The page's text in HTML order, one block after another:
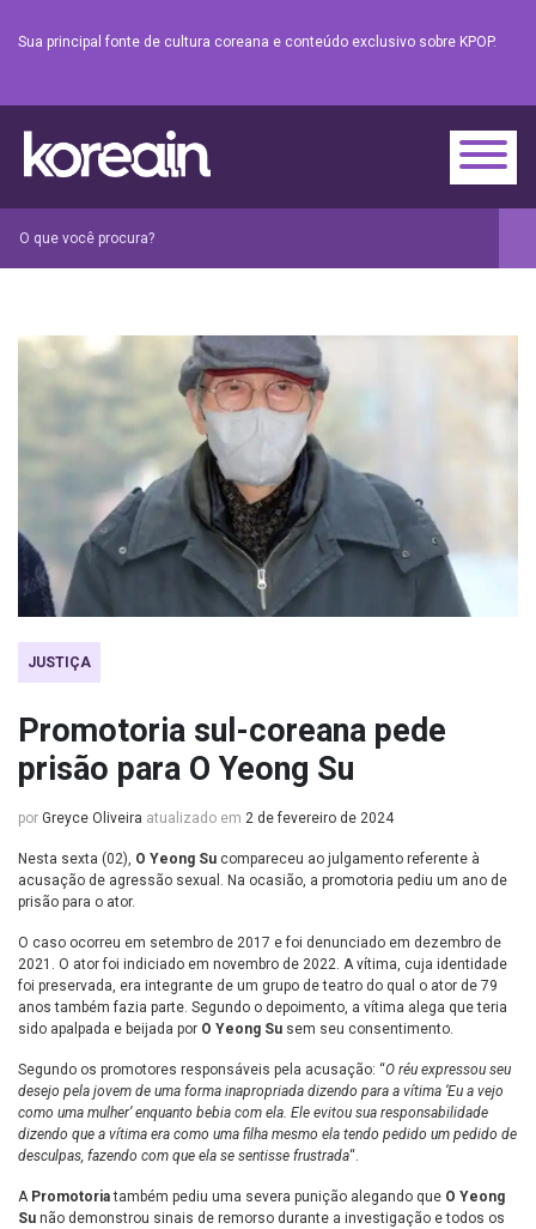
Sua principal fonte de cultura coreana e conteúdo exclusivo sobre KPOP.
JUSTIÇA
Promotoria sul-coreana pede
prisão para O Yeong Su
por Greyce Oliveira atualizado em 2 de fevereiro de 2024
Nesta sexta (02), O Yeong Su compareceu ao julgamento referente à
acusação de agressão sexual. Na ocasião, a promotoria pediu um ano de
prisão para o ator.
O caso ocorreu em setembro de 2017 e foi denunciado em dezembro de
2021. O ator foi indiciado em novembro de 2022. A vítima, cuja identidade
foi preservada, era integrante de um grupo de teatro do qual o ator de 79
anos também fazia parte. Segundo o depoimento, a vítima alega que teria
sido apalpada e beijada por O Yeong Su sem seu consentimento.
Segundo os promotores responsáveis pela acusação: “O réu expressou seu
desejo pela jovem de uma forma inapropriada dizendo para a vítima ‘Eu a vejo
como uma mulher’ enquanto bebia com ela. Ele evitou sua responsabilidade
dizendo que a vítima era como uma filha mesmo ela tendo pedido um pedido de
desculpas, fazendo com que ela se sentisse frustrada“.
A Promotoriatambém pediu uma severa punição alegando que O Yeong
Su não demonstrou sinais de remorso durante a investigação e todos os